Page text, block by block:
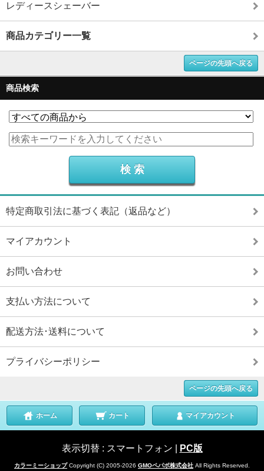
レディースシェーバー
商品カテゴリー一覧
ページの先頭へ戻る
商品検索
特定商取引法に基づく表記（返品など）
マイアカウント
お問い合わせ
支払い方法について
配送方法･送料について
プライバシーポリシー
ページの先頭へ戻る
ホーム カート マイアカウント
表示切替 : スマートフォン PC版
カラーミーショップCopyright (C) 2005-2026 GMOペパボ株式会社 All Rights Reserved.